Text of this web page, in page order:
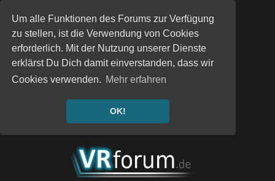
Um alle Funktionen des Forums zur Verfügung
zu stellen, ist die Verwendung von Cookies
erforderlich. Mit der Nutzung unserer Dienste
erklärst Du Dich damit einverstanden, dass wir
Cookies verwenden. Mehr erfahren
OK!